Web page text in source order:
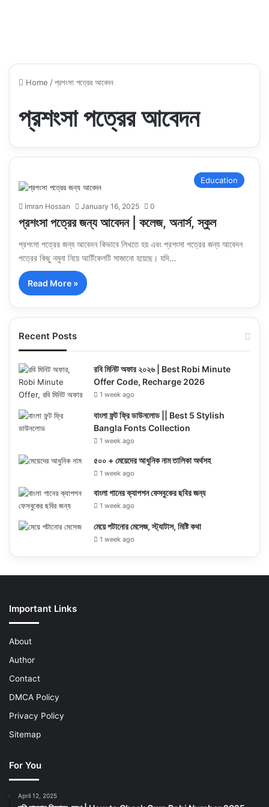
Home /প্রশংসা পত্রের আবেদন
প্রশংসা পত্রের আবেদন
Education
Imran Hossan January 16, 2025 0
প্রশংসা পত্রের জন্য আবেদন | কলেজ, অনার্স, স্কুল
প্রশংসা পত্রের জন্য আবেদন কিভাবে লিখতে হয় এবং প্রশংসা পত্রের জন্য আবেদন
পত্রের কিছু নমুনা নিয়ে আর্টিকেলটি সাজানো হয়েছে। যদি…
Read More »
Recent Posts
রবি মিনিট অফার ২০২৬ | Best Robi Minute
Offer Code, Recharge 2026
1 week ago
বাংলা ফন্ট ফ্রি ডাউনলোড || Best 5 Stylish
Bangla Fonts Collection
1 week ago
৫০০ + মেয়েদের আধুনিক নাম তালিকা অর্থসহ
1 week ago
বাংলা গানের ক্যাপশন ফেসবুকের ছবির জন্য
1 week ago
মেয়ে পটানোর মেসেজ, স্ট্যাটাস, মিষ্টি কথা
1 week ago
Important Links
About
Author
Contact
DMCA Policy
Privacy Policy
Sitemap
For You
April 12, 2025